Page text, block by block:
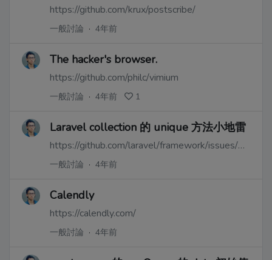
https://github.com/krux/postscribe/
一般討論 · 4年前
The hacker's browser.
https://github.com/philc/vimium
一般討論 · 4年前 1
Laravel collection 的 unique 方法小地雷
https://github.com/laravel/framework/issues/24727
一般討論 · 4年前
Calendly
https://calendly.com/
一般討論 · 4年前